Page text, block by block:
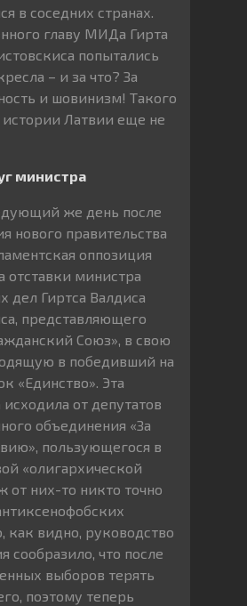
в соседних странах.
главу МИДа Гирта
попытались
– и за что? За
и шовинизм! Такого
Латвии еще не
министра
же день после
нового правительства
оппозиция
отставки министра
дел Гиртса Валдиса
представляющего
Союз», в свою
в победивший на
«Единство». Эта
от депутатов
объединения «За
пользующегося в
«олигархической
от них-то никто точно
как видно, руководство
сообразило, что после
выборов терять
поэтому теперь